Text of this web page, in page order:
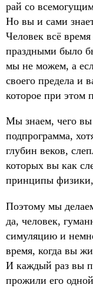
рай со
Но вы и сами
Человек всё
праздными было
мы не можем, а
своего предела и
которое при этом
Мы знаем, чего вы
подпрограмма,
глубин веков,
которых вы как
принципы физики,
Поэтому мы
да, человек,
симуляцию и
время, когда вы
И каждый раз вы
прожили его